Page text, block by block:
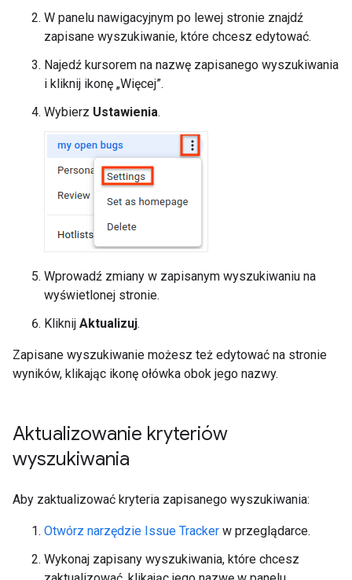
W panelu nawigacyjnym po lewej stronie znajdź
zapisane wyszukiwanie, które chcesz edytować.
Najedź kursorem na nazwę zapisanego wyszukiwania
i kliknij ikonę „Więcej”.
Wybierz Ustawienia.
Wprowadź zmiany w zapisanym wyszukiwaniu na
wyświetlonej stronie.
Kliknij Aktualizuj.
Zapisane wyszukiwanie możesz też edytować na stronie
wyników, klikając ikonę ołówka obok jego nazwy.
Aktualizowanie kryteriów
wyszukiwania
Aby zaktualizować kryteria zapisanego wyszukiwania:
Otwórz narzędzie Issue Tracker w przeglądarce.
Wykonaj zapisany wyszukiwania, które chcesz